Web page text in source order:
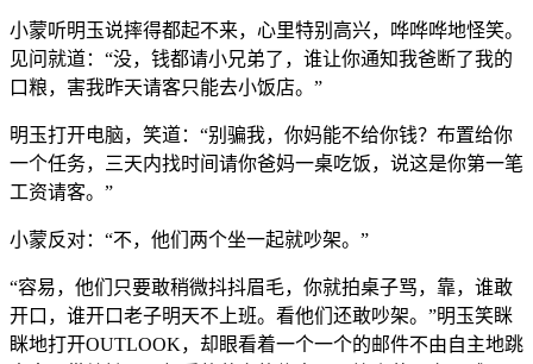
小蒙听明玉说摔得都起不来，心里特别高兴，哗哗哗地怪笑。
见问就道：“没，钱都请小兄弟了，谁让你通知我爸断了我的
口粮，害我昨天请客只能去小饭店。”
明玉打开电脑，笑道：“别骗我，你妈能不给你钱？布置给你
一个任务，三天内找时间请你爸妈一桌吃饭，说这是你第一笔
工资请客。”
小蒙反对：“不，他们两个坐一起就吵架。”
“容易，他们只要敢稍微抖抖眉毛，你就拍桌子骂，靠，谁敢
开口，谁开口老子明天不上班。看他们还敢吵架。”明玉笑眯
眯地打开OUTLOOK，却眼看着一个一个的邮件不由自主地跳